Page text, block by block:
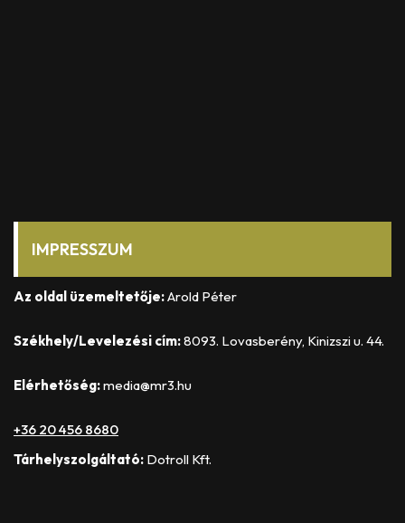
IMPRESSZUM
Az oldal üzemeltetője:Arold Péter
Székhely/Levelezési cím:8093. Lovasberény, Kinizszi u. 44.
Elérhetőség:media@mr3.hu
+36 20 456 8680
Tárhelyszolgáltató: Dotroll Kft.